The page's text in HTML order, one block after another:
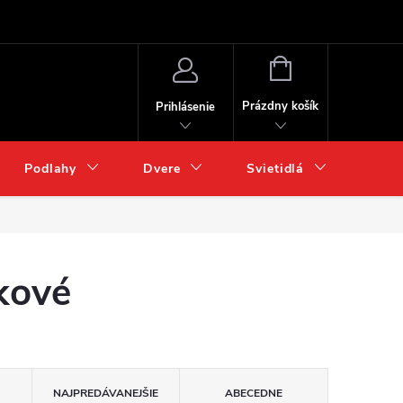
Prihlásenie
NÁKUPNÝ
Prázdny košík
Podlahy Dvere Svietidlá
NAJPREDÁVANEJŠIE ABECEDNE